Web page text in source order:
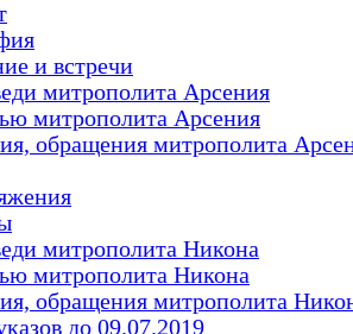
и встречи
митрополита Арсения
митрополита Арсения
обращения митрополита
митрополита Никона
митрополита Никона
обращения митрополита
до 09.07.2019